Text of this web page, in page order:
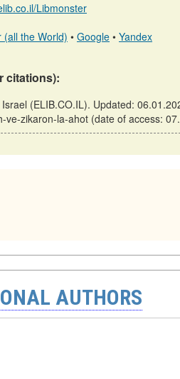
Libmonster
(all the World) • Google • Yandex
citations):
(ELIB.CO.IL). Updated:
zikaron-la-ahot (date of access:
AUTHORS